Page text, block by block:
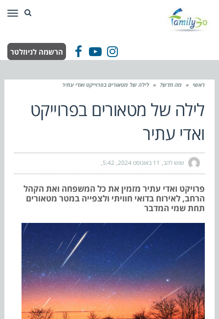
Facebook
YouTube
Instagram הרשמה לניוזלטר
ראשי » מה חדש? » לילה של מטאורים בפרוייקט ואדי עתיר
לילה של מטאורים בפרוייקט
ואדי עתיר
שוש להב 11 באוגוסט 2024 5:42
פרויקט ואדי עתיר מזמין את כל המשפחה ואת הקהל
הרחב, לאירוח בדואי חוויתי ולצפייה במטר מטאורים
תחת שמי המדבר